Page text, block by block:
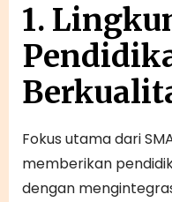
1.
Fokus utama dari
memberikan
dengan